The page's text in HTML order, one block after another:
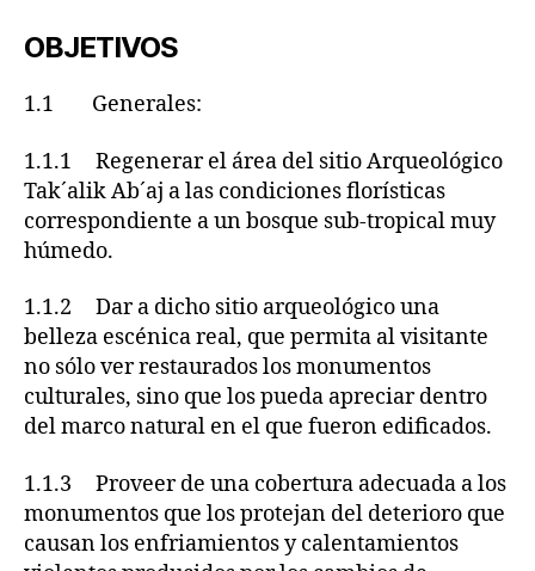
OBJETIVOS
1.1 Generales:
1.1.1 Regenerar el área del sitio Arqueológico
Tak´alik Ab´aj a las condiciones florísticas
correspondiente a un bosque sub-tropical muy
húmedo.
1.1.2 Dar a dicho sitio arqueológico una
belleza escénica real, que permita al visitante
no sólo ver restaurados los monumentos
culturales, sino que los pueda apreciar dentro
del marco natural en el que fueron edificados.
1.1.3 Proveer de una cobertura adecuada a los
monumentos que los protejan del deterioro que
causan los enfriamientos y calentamientos